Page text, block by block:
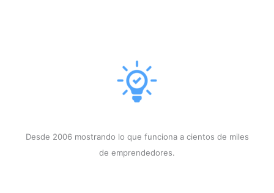
Desde 2006 mostrando lo que funciona a cientos de miles
de emprendedores.